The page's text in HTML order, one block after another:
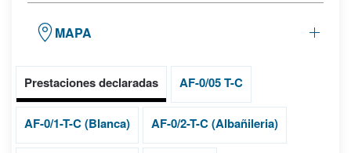
MAPA
Prestaciones declaradas AF-0/05 T-C
AF-0/1-T-C (Blanca) AF-0/2-T-C (Albañileria)